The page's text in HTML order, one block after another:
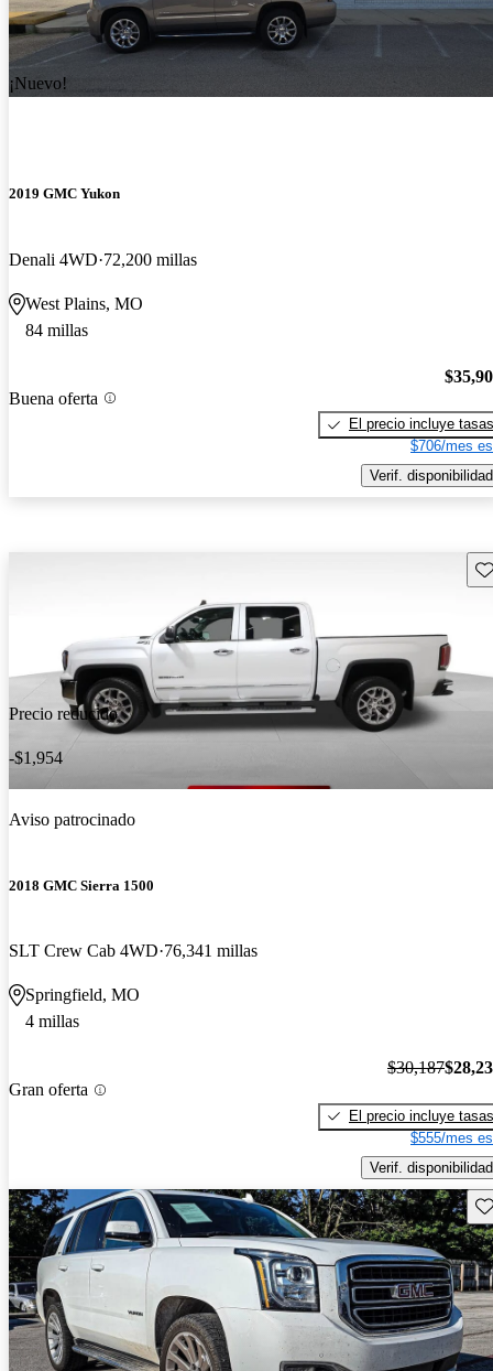
¡Nuevo!
2019 GMC Yukon
Denali 4WD 72,200 millas
West Plains, MO
84 millas
Buena oferta
El precio incluye tasas
$706/mes
Verif. disponibilidad
Precio reducido
-$1,954
Aviso patrocinado
2018 GMC Sierra 1500
SLT Crew Cab 4WD 76,341 millas
Springfield, MO
4 millas
Gran oferta
$30,187
El precio incluye tasas
$555/mes
Verif. disponibilidad